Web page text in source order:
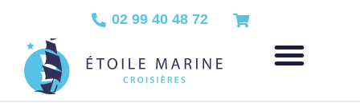
02 99 40 48 72